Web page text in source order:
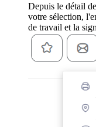
Depuis le détail
votre sélection,
de travail et la